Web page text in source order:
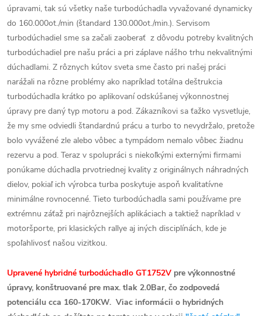
úpravami, tak sú všetky naše turbodúchadla vyvažované dynamicky
do 160.000ot./min (štandard 130.000ot./min.). Servisom
turbodúchadiel sme sa začali zaoberať z dôvodu potreby kvalitných
turbodúchadiel pre našu práci a pri záplave nášho trhu nekvalitnými
dúchadlami. Z rôznych kútov sveta sme často pri našej práci
narážali na rôzne problémy ako napríklad totálna deštrukcia
turbodúchadla krátko po aplikovaní odskúšanej výkonnostnej
úpravy pre daný typ motoru a pod. Zákazníkovi sa ťažko vysvetluje,
že my sme odviedli štandardnú prácu a turbo to nevydržalo, pretože
bolo vyvážené zle alebo vôbec a tympádom nemalo vôbec žiadnu
rezervu a pod. Teraz v spolupráci s niekoľkými externými firmami
ponúkame dúchadla prvotriednej kvality z originálnych náhradných
dielov, pokiaľ ich výrobca turba poskytuje aspoň kvalitatívne
minimálne rovnocenné. Tieto turbodúchadla sami používame pre
extrémnu záťaž pri najrôznejších aplikáciach a taktiež napríklad v
motoršporte, pri klasických rallye aj iných disciplínách, kde je
spoľahlivosť našou vizitkou.
Upravené hybridné turbodúchadlo GT1752V pre výkonnostné
úpravy, konštruované pre max. tlak 2.0Bar, čo zodpovedá
potenciálu cca 160-170KW. Viac informácii o hybridných